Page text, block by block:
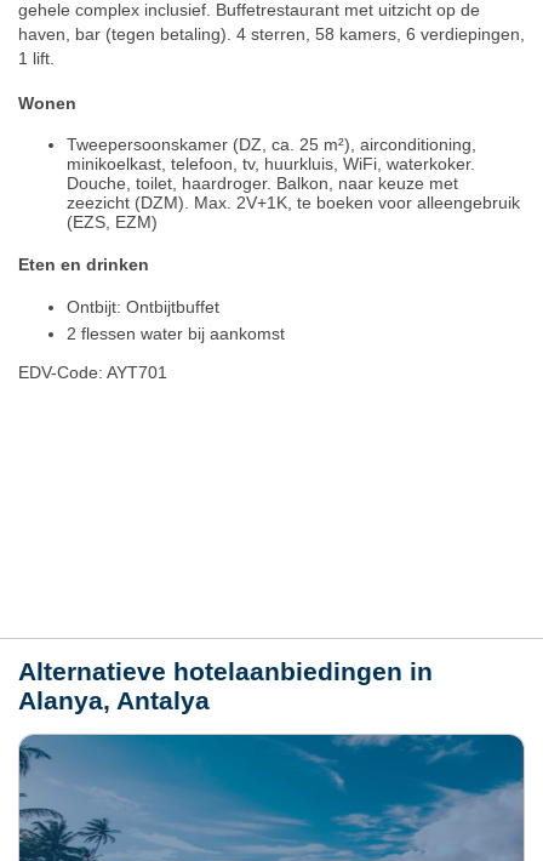
gehele complex inclusief. Buffetrestaurant met uitzicht op de
haven, bar (tegen betaling). 4 sterren, 58 kamers, 6 verdiepingen,
1 lift.
Wonen
Tweepersoonskamer (DZ, ca. 25 m²), airconditioning,
minikoelkast, telefoon, tv, huurkluis, WiFi, waterkoker.
Douche, toilet, haardroger. Balkon, naar keuze met
zeezicht (DZM). Max. 2V+1K, te boeken voor alleengebruik
(EZS, EZM)
Eten en drinken
Ontbijt: Ontbijtbuffet
2 flessen water bij aankomst
EDV-Code: AYT701
Alternatieve hotelaanbiedingen in
Alanya, Antalya